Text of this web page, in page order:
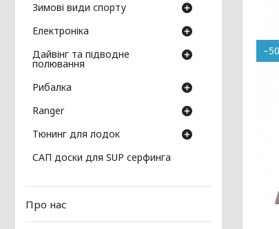
Зимові види спорту
Електроніка
Дайвінг та підводне
полювання
Рибалка
Ranger
Тюнинг для лодок
САП доски для SUP серфинга
Про нас